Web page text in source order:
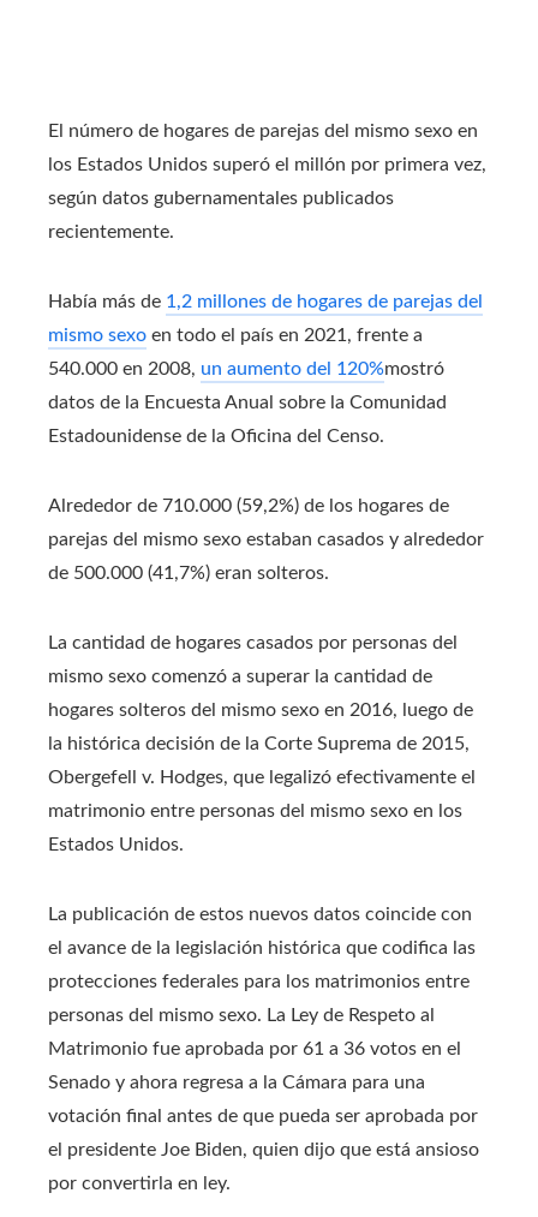
El número de hogares de parejas del mismo sexo en
los Estados Unidos superó el millón por primera vez,
según datos gubernamentales publicados
recientemente.
Había más de 1,2 millones de hogares de parejas del
mismo sexo en todo el país en 2021, frente a
540.000 en 2008, un aumento del 120%mostró
datos de la Encuesta Anual sobre la Comunidad
Estadounidense de la Oficina del Censo.
Alrededor de 710.000 (59,2%) de los hogares de
parejas del mismo sexo estaban casados ​​y alrededor
de 500.000 (41,7%) eran solteros.
La cantidad de hogares casados ​​por personas del
mismo sexo comenzó a superar la cantidad de
hogares solteros del mismo sexo en 2016, luego de
la histórica decisión de la Corte Suprema de 2015,
Obergefell v. Hodges, que legalizó efectivamente el
matrimonio entre personas del mismo sexo en los
Estados Unidos.
La publicación de estos nuevos datos coincide con
el avance de la legislación histórica que codifica las
protecciones federales para los matrimonios entre
personas del mismo sexo. La Ley de Respeto al
Matrimonio fue aprobada por 61 a 36 votos en el
Senado y ahora regresa a la Cámara para una
votación final antes de que pueda ser aprobada por
el presidente Joe Biden, quien dijo que está ansioso
por convertirla en ley.